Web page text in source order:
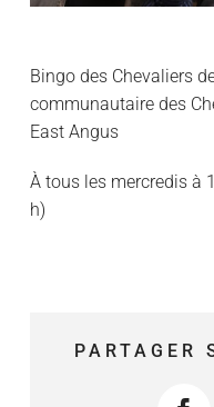
Bingo des Chevaliers
communautaire des
East Angus
À tous les mercredis à
h)
PARTAGER